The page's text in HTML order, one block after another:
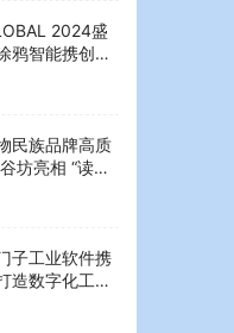
2024盛
鸦智能携创新
引领中东可持
民族品牌高质
坊亮相 “读懂
议
子工业软件携
造数字化工业